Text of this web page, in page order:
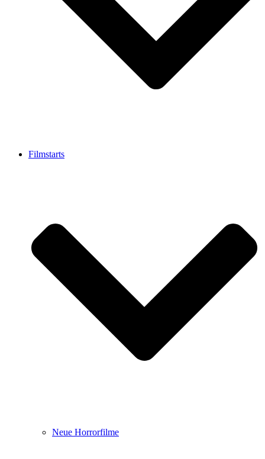
Filmstarts
Neue Horrorfilme